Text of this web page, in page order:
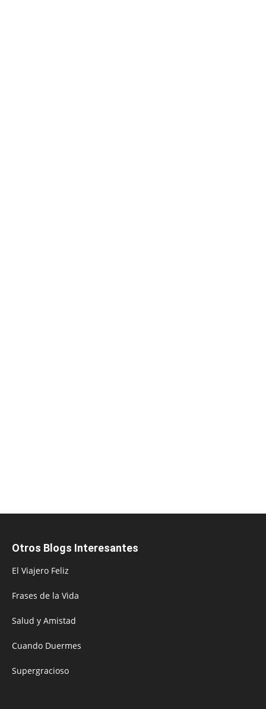
Otros Blogs Interesantes
El Viajero Feliz
Frases de la Vida
Salud y Amistad
Cuando Duermes
Supergracioso